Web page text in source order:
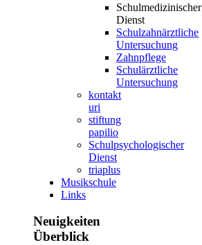
Schulmedizinischer
Dienst
Schulzahnärztliche
Untersuchung
Zahnpflege
Schulärztliche
Untersuchung
kontakt
uri
stiftung
papilio
Schulpsychologischer
Dienst
triaplus
Musikschule
Links
Neuigkeiten
Überblick